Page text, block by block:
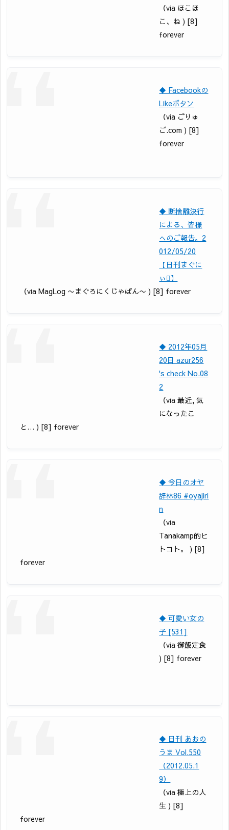
（via ほこほ
こ、ね ) [8]
forever
◆ Facebookの
Likeボタン
（via ごりゅ
ご.com ) [8]
forever
◆ 断捨離決行
による、皆様
へのご報告。2
012/05/20
【日刊まぐに
ぃ】
（via MagLog 〜まぐろにくじゃぱん〜 ) [8] forever
◆ 2012年05月
20日 azur256
's check No.08
2
（via 最近, 気
になったこ
と… ) [8] forever
◆ 今日のオヤ
辞林86 #oyajiri
n
（via
Tanakamp的ヒ
トコト。 ) [8]
forever
◆ 可愛い女の
子 [531]
（via 御飯定食
) [8] forever
◆ 日刊 あおの
うま Vol.550
（2012.05.1
9）
（via 極上の人
生 ) [8]
forever